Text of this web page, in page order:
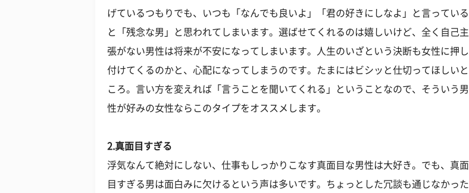
げているつもりでも、いつも「なんでも良いよ」「君の好きにしなよ」と言っている
と「残念な男」と思われてしまいます。選ばせてくれるのは嬉しいけど、全く自己主
張がない男性は将来が不安になってしまいます。人生のいざという決断も女性に押し
付けてくるのかと、心配になってしまうのです。たまにはビシッと仕切ってほしいと
ころ。言い方を変えれば「言うことを聞いてくれる」ということなので、そういう男
性が好みの女性ならこのタイプをオススメします。
2.真面目すぎる
浮気なんて絶対にしない、仕事もしっかりこなす真面目な男性は大好き。でも、真面
目すぎる男は面白みに欠けるという声は多いです。ちょっとした冗談も通じなかった